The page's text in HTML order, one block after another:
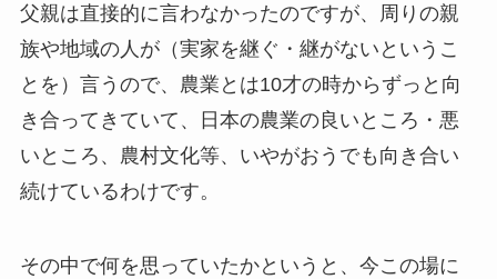
父親は直接的に言わなかったのですが、周りの親
族や地域の人が（実家を継ぐ・継がないというこ
とを）言うので、農業とは10才の時からずっと向
き合ってきていて、日本の農業の良いところ・悪
いところ、農村文化等、いやがおうでも向き合い
続けているわけです。
その中で何を思っていたかというと、今この場に